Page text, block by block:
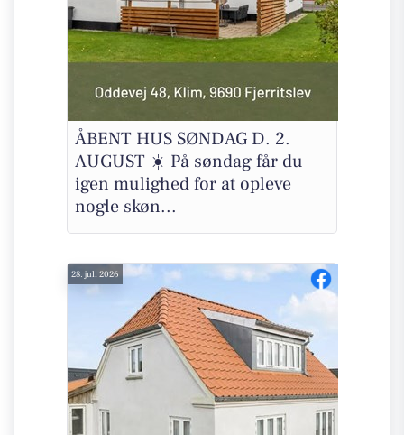
ÅBENT HUS SØNDAG D. 2.
AUGUST ☀️ På søndag får du
igen mulighed for at opleve
nogle skøn...
28. juli 2026